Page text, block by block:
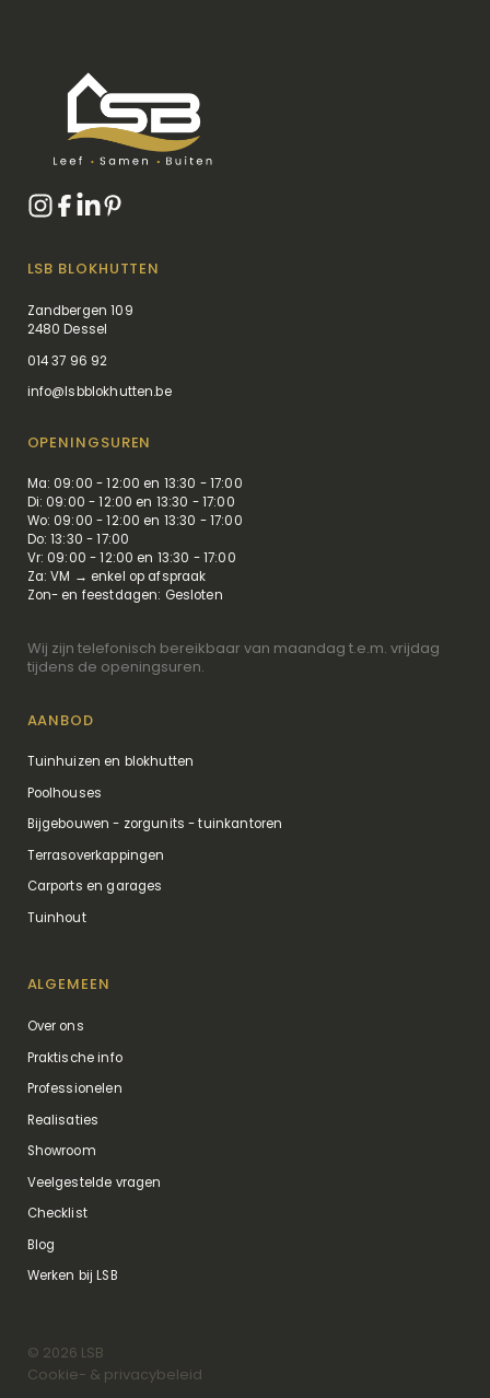
LSB BLOKHUTTEN
Zandbergen 109
2480 Dessel
014 37 96 92
info@lsbblokhutten.be
OPENINGSUREN
Ma: 09:00 - 12:00 en 13:30 - 17:00
Di: 09:00 - 12:00 en 13:30 - 17:00
Wo: 09:00 - 12:00 en 13:30 - 17:00
Do: 13:30 - 17:00
Vr: 09:00 - 12:00 en 13:30 - 17:00
Za: VM → enkel op afspraak
Zon- en feestdagen: Gesloten
Wij zijn telefonisch bereikbaar van maandag t.e.m. vrijdag
tijdens de openingsuren.
AANBOD
Tuinhuizen en blokhutten
Poolhouses
Bijgebouwen - zorgunits - tuinkantoren
Terrasoverkappingen
Carports en garages
Tuinhout
ALGEMEEN
Over ons
Praktische info
Professionelen
Realisaties
Showroom
Veelgestelde vragen
Checklist
Blog
Werken bij LSB
© 2026 LSB
Cookie- & privacybeleid